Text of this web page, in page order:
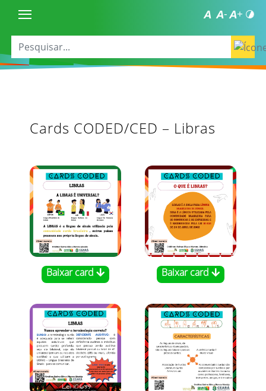
Cards CODED/CED – Libras
Baixar card Baixar card